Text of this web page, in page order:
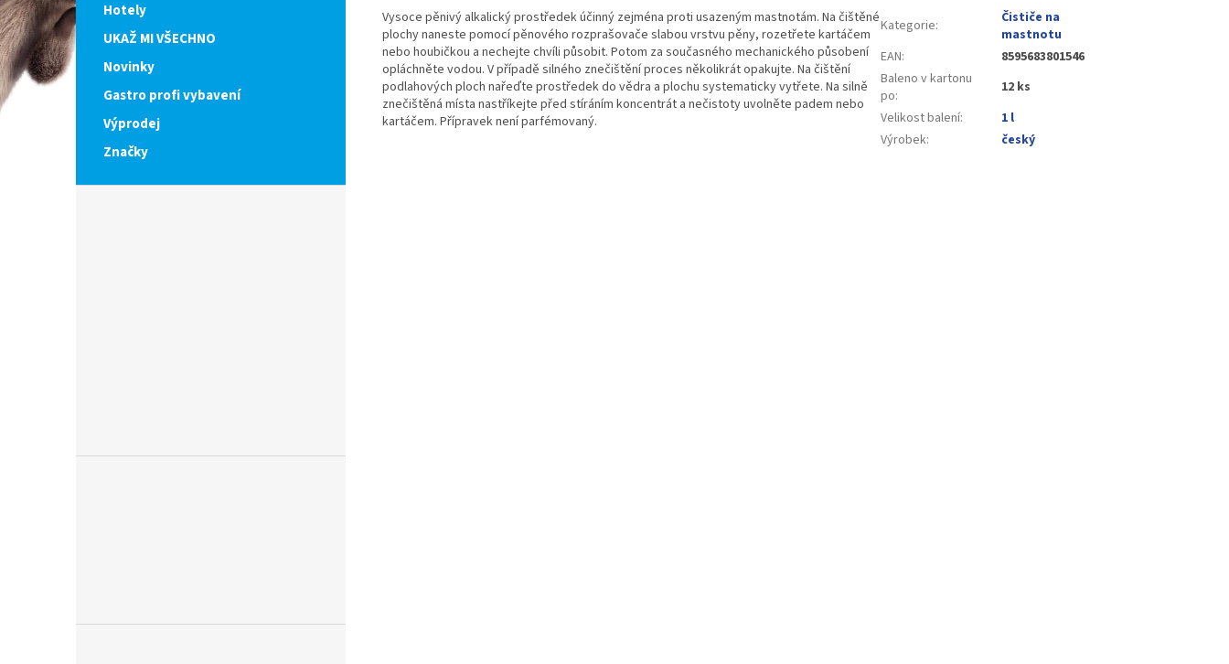
Hotely
UKAŽ MI VŠECHNO
Novinky
Gastro profi vybavení
Výprodej
Značky
​Vysoce pěnivý alkalický prostředek účinný zejména proti usazeným mastnotám. Na čištěné
plochy naneste pomocí pěnového rozprašovače slabou vrstvu pěny, rozetřete kartáčem
nebo houbičkou a nechejte chvíli působit. Potom za současného mechanického působení
opláchněte vodou. V případě silného znečištění proces několikrát opakujte. Na čištění
podlahových ploch nařeďte prostředek do vědra a plochu systematicky vytřete. Na silně
znečištěná místa nastříkejte před stíráním koncentrát a nečistoty uvolněte padem nebo
kartáčem. Přípravek není parfémovaný.
Kategorie:
Čističe na
mastnotu
EAN:
8595683801546
Baleno v kartonu
po:
12 ks
Velikost balení:
1 l
Výrobek: český